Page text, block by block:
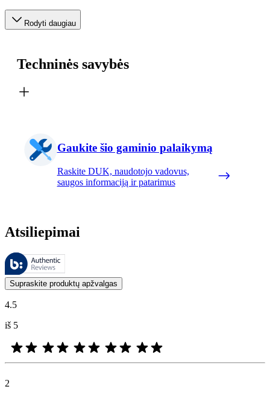
Rodyti daugiau
Techninės savybės
Gaukite šio gaminio palaikymą
Raskite DUK, naudotojo vadovus,
saugos informaciją ir patarimus
Atsiliepimai
Šiuos atsiliepimus tvarko „Bazaarvoice“ ir jie atitinka
Klientų nuomonės, pateikiamos kaip produktų ir žvaigždučių
Supraskite produktų apžvalgas
4.5
iš 5
2